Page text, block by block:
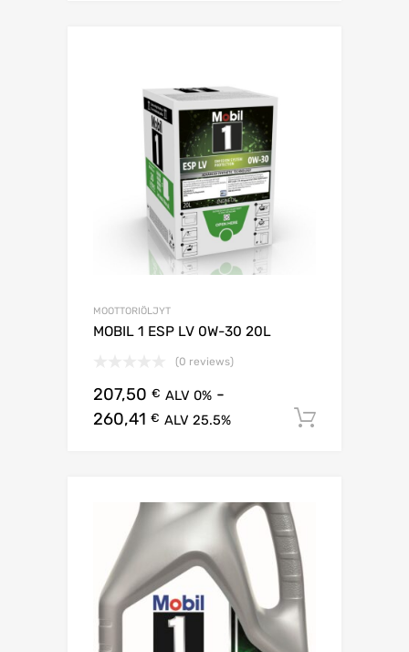
MOOTTORIÖLJYT
MOBIL 1 ESP LV 0W-30 20L
(0 reviews)
207,50 € ALV 0% -
260,41 € ALV 25.5%